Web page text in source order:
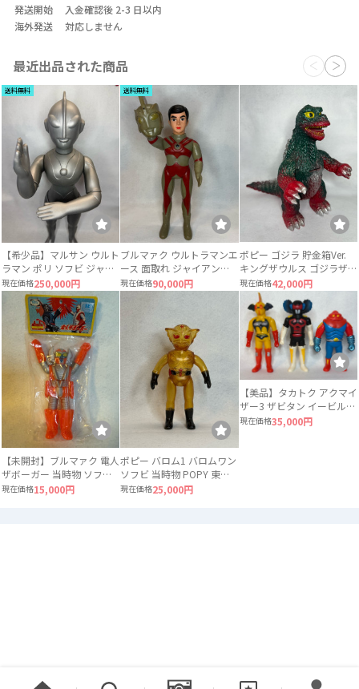
発送開始
入金確認後 2-3 日以内
海外発送
対応しません
最近出品された商品
送料無料
【希少品】マルサン ウルト
ラマン ポリ ソフビ ジャイ
アントサイズ 当時物 約
49〜50cm
現在価格250,000円
送料無料
ブルマァク ウルトラマンエ
ース 面取れ ジャイアント
サイズ ソフビ
現在価格90,000円
ポピー ゴジラ 貯金箱Ver.
キングザウルス ゴジラザウ
ルス 当時物
現在価格42,000円
【未開封】ブルマァク 電人
ザボーガー 当時物 ソフビ
ロボット
現在価格15,000円
ポピー バロム1 バロムワン
ソフビ 当時物 POPY 東映
スケルトン
現在価格25,000円
【美品】タカトク アクマイ
ザー3 ザビタン イービル
ガブラ 3体セット ソフビ
現在価格35,000円